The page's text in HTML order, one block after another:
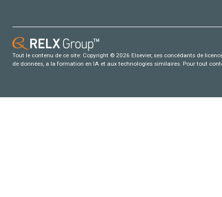
Tout le contenu de ce site: Copyright © 2026 Elsevier, ses concédants de
de données, a la formation en IA et aux technologies similaires. Pour tout